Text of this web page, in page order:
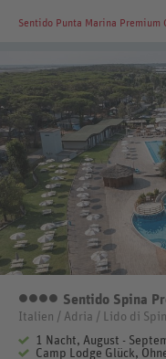
Sentido Punta Marina Premium
4 Sterne
Sentido Spina
Italien / Adria / Lido di
1 Nacht, August -
Camp Lodge Glück,